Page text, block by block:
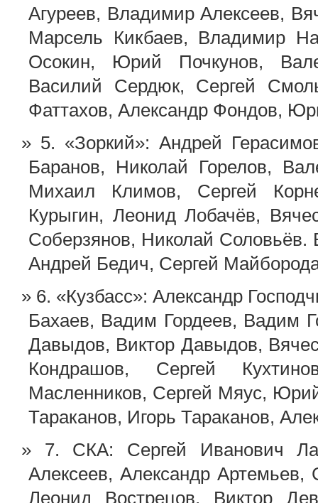
Агуреев, Владимир Алексеев,
Марсель Кикбаев, Владимир
Осокин, Юрий Почкунов,
Василий Сердюк, Сергей
Фаттахов, Александр Фондов,
5. «Зоркий»: Андрей
Баранов, Николай Горелов,
Михаил Климов, Сергей
Курыгин, Леонид Лобачёв,
Соберзянов, Николай Соловьёв.
Андрей Бедич, Сергей
6. «Кузбасс»: Александр
Бахаев, Вадим Гордеев, Вадим
Давыдов, Виктор Давыдов,
Кондрашов, Сергей
Масленников, Сергей Мяус,
Тараканов, Игорь Тараканов,
7. СКА: Сергей Иванович
Алексеев, Александр Артемьев,
Леонид Вострецов, Виктор